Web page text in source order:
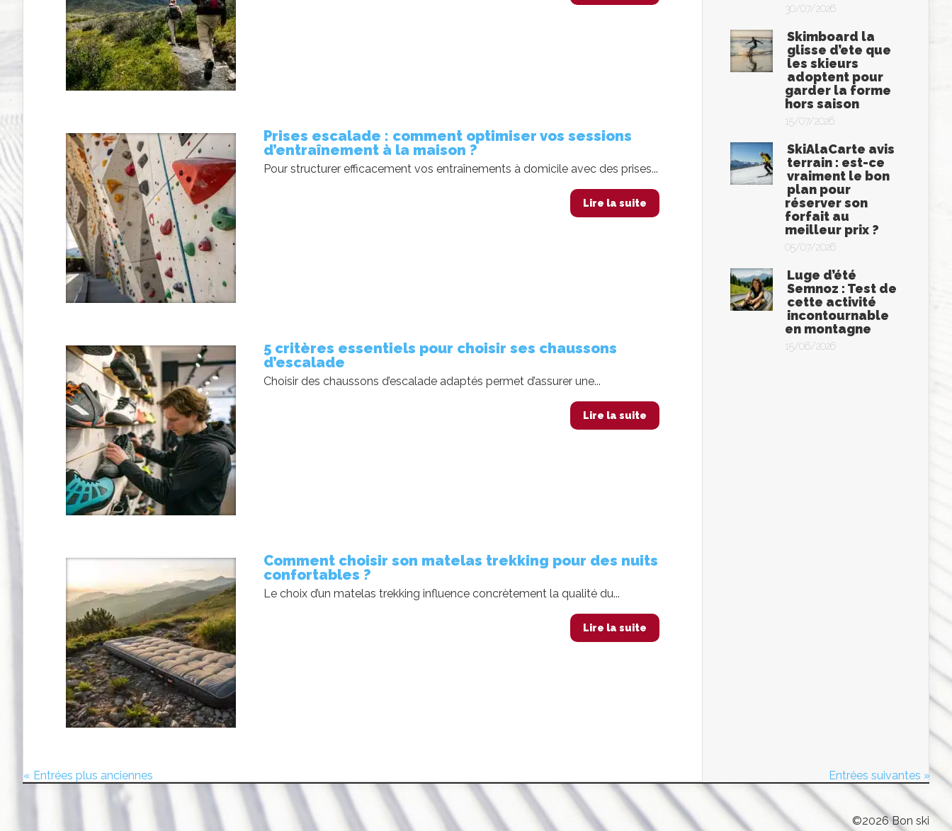
Prises escalade : comment optimiser vos sessions
d’entraînement à la maison ?
Pour structurer efficacement vos entraînements à domicile avec des prises...
Lire la suite
5 critères essentiels pour choisir ses chaussons
d’escalade
Choisir des chaussons d’escalade adaptés permet d’assurer une...
Lire la suite
Comment choisir son matelas trekking pour des nuits
confortables ?
Le choix d’un matelas trekking influence concrètement la qualité du...
Lire la suite
« Entrées plus anciennes Entrées suivantes »
30/07/2026
Skimboard la
glisse d’ete que
les skieurs
adoptent pour
garder la forme
hors saison
15/07/2026
SkiAlaCarte avis
terrain : est-ce
vraiment le bon
plan pour
réserver son
forfait au
meilleur prix ?
05/07/2026
Luge d’été
Semnoz : Test de
cette activité
incontournable
en montagne
15/06/2026
©2026 Bon ski